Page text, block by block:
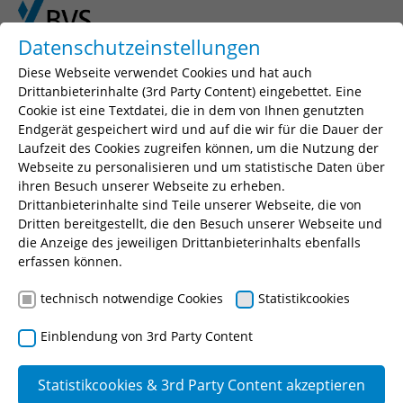
Skip to main content
Skip to page footer
Seminarsuche
Geben Sie einen Suchbegriff, Ihr gewünschtes
Seminar oder eine Seminarnummer ein.
Suchen
Einführung in das kommunale
kamerale Haushaltsrecht
(Webinar kompakt)
Datenschutzeinstellungen
Diese Webseite verwendet Cookies und hat auch
Drittanbieterinhalte (3rd Party Content) eingebettet. Eine
Cookie ist eine Textdatei, die in dem von Ihnen genutzten
Endgerät gespeichert wird und auf die wir für die Dauer der
Laufzeit des Cookies zugreifen können, um die Nutzung der
Webseite zu personalisieren und um statistische Daten über
ihren Besuch unserer Webseite zu erheben.
Drittanbieterinhalte sind Teile unserer Webseite, die von
Dritten bereitgestellt, die den Besuch unserer Webseite und
die Anzeige des jeweiligen Drittanbieterinhalts ebenfalls
erfassen können.
technisch notwendige Cookies Statistikcookies
Einblendung von 3rd Party Content
Statistikcookies & 3rd Party Content akzeptieren